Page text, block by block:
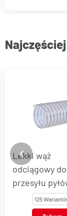
Lekki wąż
odciągowy do
przesyłu pyłów
P2PU, P2PUAS
125 Wariantów